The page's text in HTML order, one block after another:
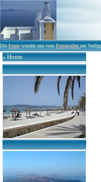
DieFotoswurden uns vomFotografenzur
» Home